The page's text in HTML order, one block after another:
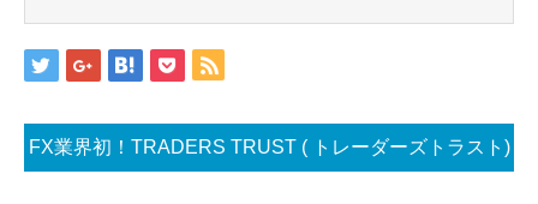
FX業界初！TRADERS TRUST ( トレーダーズトラスト)